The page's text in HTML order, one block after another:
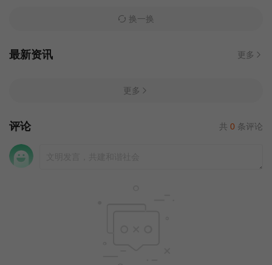
换一换
最新资讯 更多
更多
评论 共 0 条评论